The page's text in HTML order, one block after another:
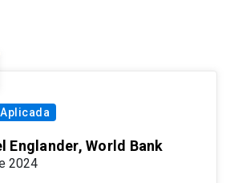
Englander, World Bank
2024